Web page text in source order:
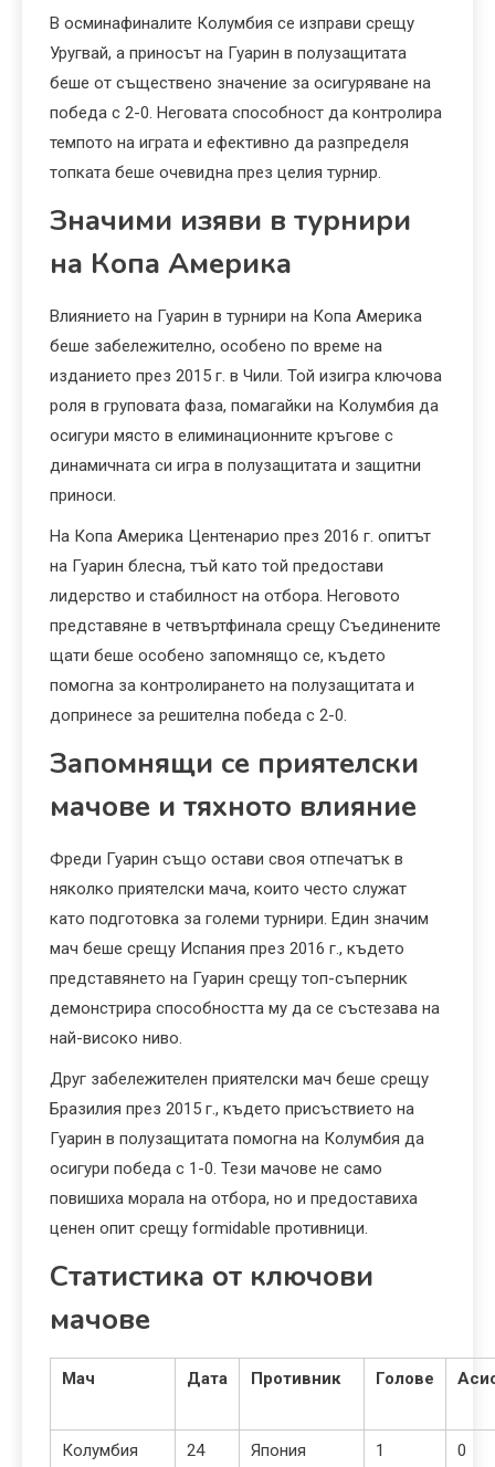
В осминафиналите Колумбия се изправи срещу
Уругвай, а приносът на Гуарин в полузащитата
беше от съществено значение за осигуряване на
победа с 2-0. Неговата способност да контролира
темпото на играта и ефективно да разпределя
топката беше очевидна през целия турнир.
Значими изяви в турнири
на Копа Америка
Влиянието на Гуарин в турнири на Копа Америка
беше забележително, особено по време на
изданието през 2015 г. в Чили. Той изигра ключова
роля в груповата фаза, помагайки на Колумбия да
осигури място в елиминационните кръгове с
динамичната си игра в полузащитата и защитни
приноси.
На Копа Америка Центенарио през 2016 г. опитът
на Гуарин блесна, тъй като той предостави
лидерство и стабилност на отбора. Неговото
представяне в четвъртфинала срещу Съединените
щати беше особено запомнящо се, където
помогна за контролирането на полузащитата и
допринесе за решителна победа с 2-0.
Запомнящи се приятелски
мачове и тяхното влияние
Фреди Гуарин също остави своя отпечатък в
няколко приятелски мача, които често служат
като подготовка за големи турнири. Един значим
мач беше срещу Испания през 2016 г., където
представянето на Гуарин срещу топ-съперник
демонстрира способността му да се състезава на
най-високо ниво.
Друг забележителен приятелски мач беше срещу
Бразилия през 2015 г., където присъствието на
Гуарин в полузащитата помогна на Колумбия да
осигури победа с 1-0. Тези мачове не само
повишиха морала на отбора, но и предоставиха
ценен опит срещу formidable противници.
Статистика от ключови
мачове
Мач Дата Противник Голове
Колумбия
24
Япония 1 0